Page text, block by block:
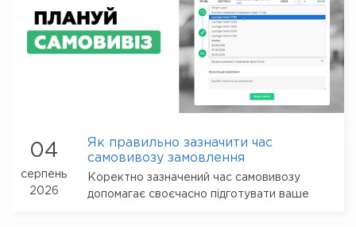
04
серпень
2026
Як правильно зазначити час
самовивозу замовлення
Коректно зазначений час самовивозу
допомагає своєчасно підготувати ваше